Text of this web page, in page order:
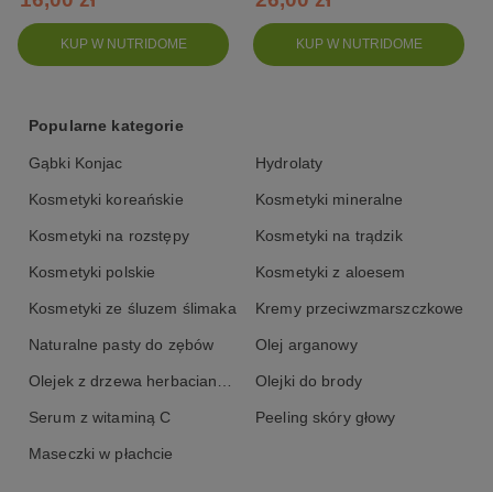
Skład (INCI) Detoksykującego peelingu z
błotem z Morza Martwego Mel Skin:
Maris Limus, Maris Salt, Opuntia Ficus Indica Seed Oil, Spirulina
Platensis Powder, Hyaluronic Acid.
KUP W NUTRIDOME KUP W NUTRIDOME
Popularne kategorie
Gąbki Konjac Hydrolaty
Kosmetyki koreańskie Kosmetyki mineralne
Kosmetyki na rozstępy Kosmetyki na trądzik
Kosmetyki polskie Kosmetyki z aloesem
Kosmetyki ze śluzem ślimaka Kremy przeciwzmarszczkowe
Naturalne pasty do zębów Olej arganowy
Olejki do brody
Serum z witaminą C Peeling skóry głowy
Maseczki w płachcie